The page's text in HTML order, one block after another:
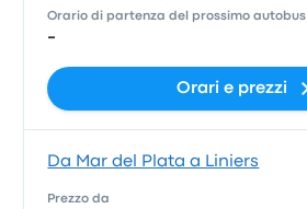
Orario di partenza del prossimo autobus
-
Orari e prezzi
Da Mar del Plata a Liniers
Prezzo da